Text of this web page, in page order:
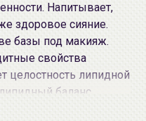
Напитывает,
здоровое сияние.
базы под макияж.
свойства
целостность липидной
баланс.
шелушениями,